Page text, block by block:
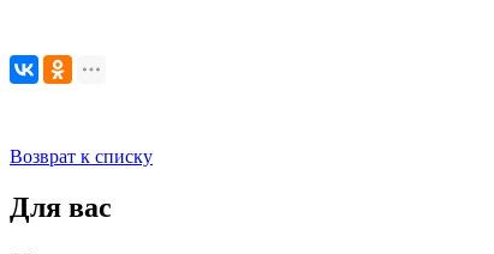
Возврат к списку
Для вас